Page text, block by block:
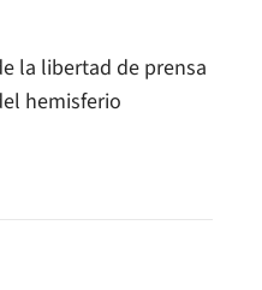
la libertad de prensa
hemisferio